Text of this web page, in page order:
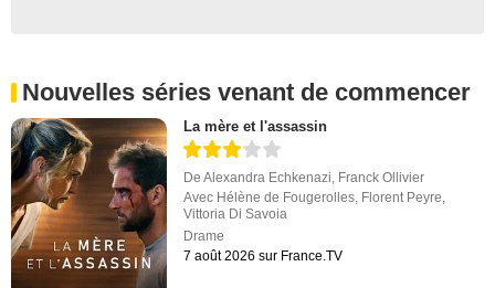
Nouvelles séries venant de commencer
La mère et l'assassin
DeAlexandra Echkenazi Franck Ollivier
Avec Hélène de Fougerolles Florent Peyre
Vittoria Di Savoia
Drame
7 août 2026 sur France.TV